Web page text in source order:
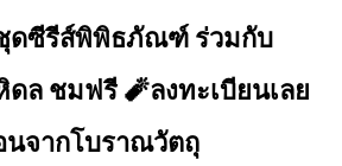
ชุดซีรีส์พิพิธภัณฑ์ ร่วมกับ
ล ชมฟรี 🧨ลงทะเบียนเลย
นจากโบราณวัตถุ